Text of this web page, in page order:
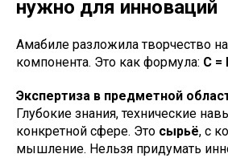
нужно для инноваций
Амабиле разложила творчество
компонента. Это как формула: C =
Экспертиза в предметной
Глубокие знания, технические
конкретной сфере. Это сырьё, с
мышление. Нельзя придумать